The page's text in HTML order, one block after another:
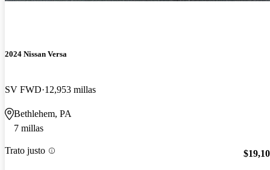
2024 Nissan Versa
SV FWD 12,953 millas
Bethlehem, PA
7 millas
Trato justo